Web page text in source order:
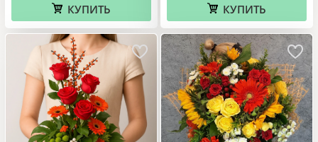
КУПИТЬ КУПИТЬ